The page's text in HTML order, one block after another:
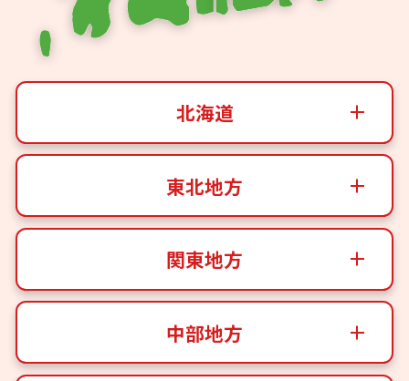
北海道
東北地方
関東地方
中部地方